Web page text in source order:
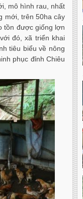
mô hình rau, nhất
mới, trên 50ha cây
tồn được giống lợn
đó, xã triển khai
tiêu biểu về nông
phục đỉnh Chiêu